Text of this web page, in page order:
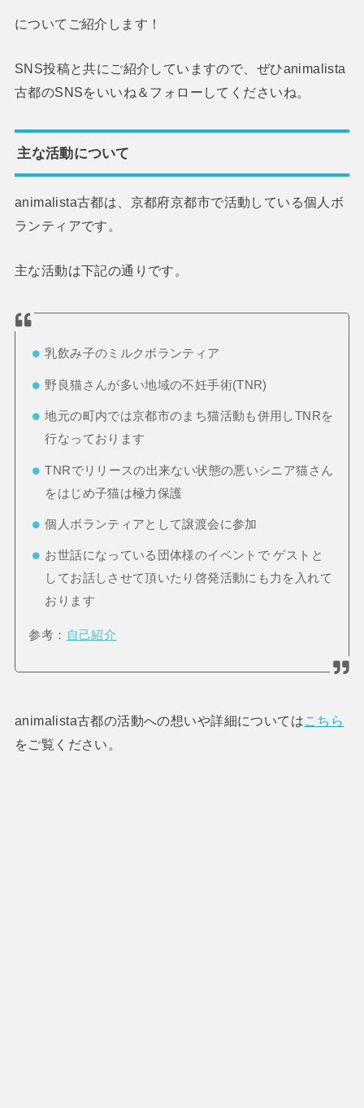
についてご紹介します！
SNS投稿と共にご紹介していますので、ぜひanimalista
古都のSNSをいいね＆フォローしてくださいね。
主な活動について
animalista古都は、京都府京都市で活動している個人ボ
ランティアです。
主な活動は下記の通りです。
乳飲み子のミルクボランティア
野良猫さんが多い地域の不妊手術(TNR)
地元の町内では京都市のまち猫活動も併用しTNRを
行なっております
TNRでリリースの出来ない状態の悪いシニア猫さん
をはじめ子猫は極力保護
個人ボランティアとして譲渡会に参加
お世話になっている団体様のイベントで ゲストと
してお話しさせて頂いたり啓発活動にも力を入れて
おります
参考： 自己紹介
animalista古都の活動への想いや詳細についてはこちら
をご覧ください。